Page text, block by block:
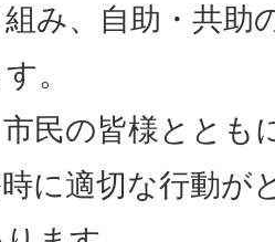
み、自助・共助
。
民の皆様ととも
に適切な行動が